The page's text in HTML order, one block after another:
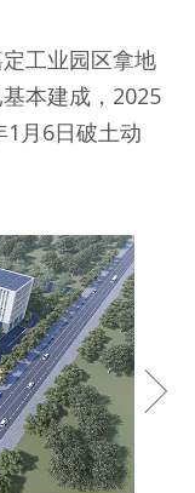
工业园区拿地
本建成，2025
月6日破土动